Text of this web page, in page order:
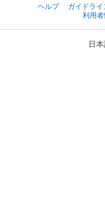
ヘルプ
ガイドライ
利用
日